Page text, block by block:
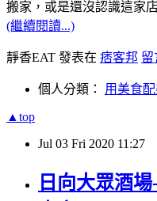
搬家，或是還沒認識這家
(繼續閱讀...)
靜香EAT 發表在 痞客邦 留
個人分類： 用美食
▲top
Jul 03 Fri 2020 11:27
日向大眾酒